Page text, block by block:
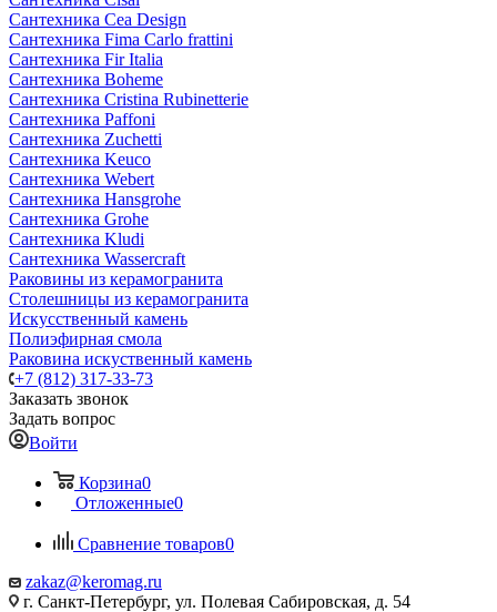
Сантехника Cea Design
Сантехника Fima Carlo frattini
Сантехника Fir Italia
Сантехника Boheme
Сантехника Cristina Rubinetterie
Сантехника Paffoni
Сантехника Zuchetti
Сантехника Keuco
Сантехника Webert
Сантехника Hansgrohe
Сантехника Grohe
Сантехника Kludi
Сантехника Wassercraft
Раковины из керамогранита
Столешницы из керамогранита
Искусственный камень
Полиэфирная смола
Раковина искуственный камень
+7 (812) 317-33-73
Заказать звонок
Задать вопрос
Войти
Корзина0
Отложенные0
Сравнение товаров0
zakaz@keromag.ru
г. Санкт-Петербург, ул. Полевая Сабировская, д. 54